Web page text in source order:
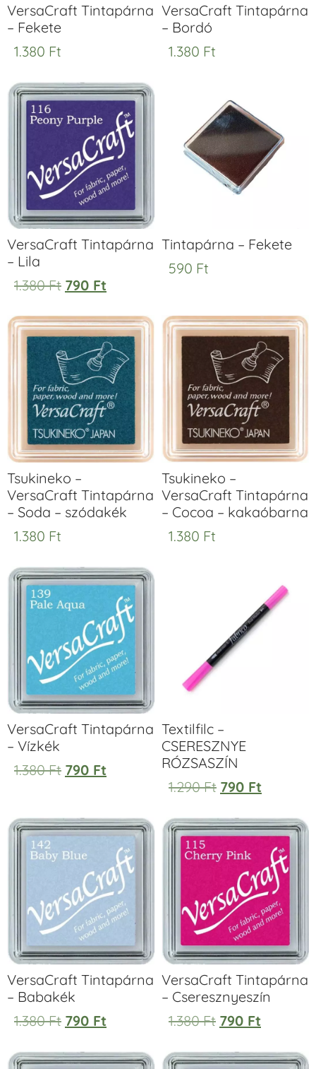
VersaCraft Tintapárna
– Fekete
1.380 Ft
VersaCraft Tintapárna
– Bordó
1.380 Ft
VersaCraft Tintapárna
– Lila
1.380Ft 790 Ft
Tintapárna – Fekete
590 Ft
Tsukineko –
VersaCraft Tintapárna
– Soda – szódakék
1.380 Ft
Tsukineko –
VersaCraft Tintapárna
– Cocoa – kakaóbarna
1.380 Ft
VersaCraft Tintapárna
– Vízkék
1.380Ft 790 Ft
Textilfilc –
CSERESZNYE
RÓZSASZÍN
1.290Ft 790 Ft
VersaCraft Tintapárna
– Babakék
1.380Ft 790 Ft
VersaCraft Tintapárna
– Cseresznyeszín
1.380Ft 790 Ft